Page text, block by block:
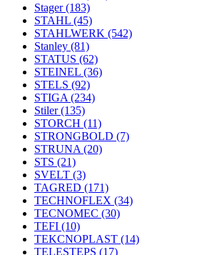
Stager(183)
STAHL (45)
STAHLWERK (542)
Stanley (81)
STATUS (62)
STEINEL (36)
STELS (92)
STIGA (234)
Stiler(135)
STORCH (11)
STRONGBOLD (7)
STRUNA (20)
STS (21)
SVELT (3)
TAGRED (171)
TECHNOFLEX (34)
TECNOMEC (30)
TEFI (10)
TEKCNOPLAST (14)
TELESTEPS (17)